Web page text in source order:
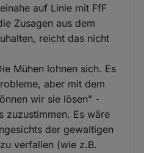
auf Linie mit FfF
Zusagen aus dem
reicht das nicht
Mühen lohnen sich. Es
aber mit dem
wir sie lösen" -
zuzustimmen. Es wäre
der gewaltigen
verfallen (wie z.B.